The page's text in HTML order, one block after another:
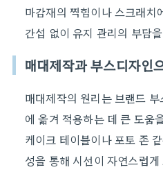
마감재의 찍힘이나 스크래치
간섭 없이 유지 관리의 부담
매대제작과 부스디자인
매대제작의 원리는 브랜드
에 옮겨 적용하는 데 큰 도움
케이크 테이블이나 포토 존
성을 통해 시선이 자연스럽